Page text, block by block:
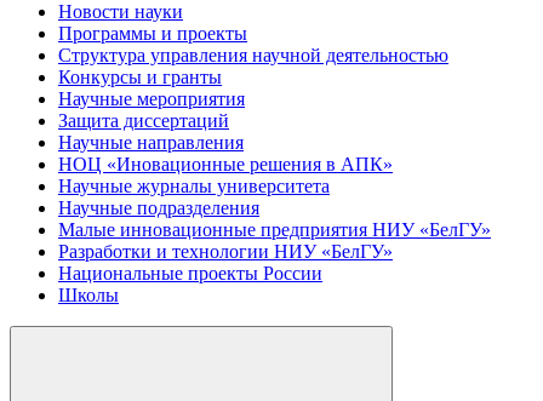
Новости науки
Программы и проекты
Структура управления научной деятельностью
Конкурсы и гранты
Научные мероприятия
Защита диссертаций
Научные направления
НОЦ «Иновационные решения в АПК»
Научные журналы университета
Научные подразделения
Малые инновационные предприятия НИУ «БелГУ»
Разработки и технологии НИУ «БелГУ»
Национальные проекты России
Школы